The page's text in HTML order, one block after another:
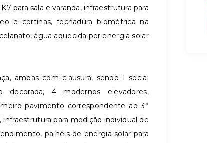
para sala e varanda, infraestrutura para
e cortinas, fechadura biométrica na
água aquecida por energia solar
ambas com clausura, sendo 1 social
4 modernos elevadores,
pavimento correspondente ao 3°
para medição individual de
painéis de energia solar para